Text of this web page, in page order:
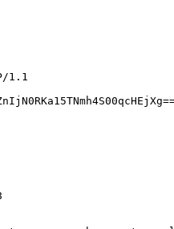
1.1